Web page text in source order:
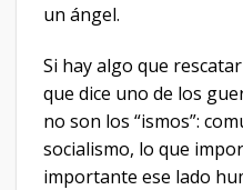
un ángel.
Si hay algo que
que dice uno de los
no son los “ismos”:
socialismo, lo que
importante ese lado